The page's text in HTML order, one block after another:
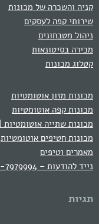
קניה והשכרה של מכונות
שירותי קפה לעסקים
ניהול מטבחונים
מכירה בסיטונאות
קטלוג מכונות
מכונות מזון אוטומטיות
מכונות קפה אוטומטיות
מכונות שתייה
מכונות חטיפים אוטומטיות
מאמרים וטיפים
נייד להודעות – 050-7979994
תגיות